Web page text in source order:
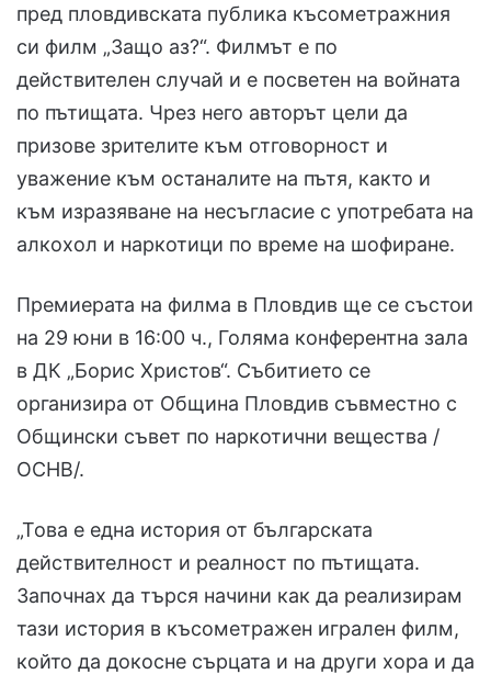
пред пловдивската публика късометражния
си филм „Защо аз?“. Филмът е по
действителен случай и е посветен на войната
по пътищата. Чрез него авторът цели да
призове зрителите към отговорност и
уважение към останалите на пътя, както и
към изразяване на несъгласие с употребата на
алкохол и наркотици по време на шофиране.
Премиерата на филма в Пловдив ще се състои
на 29 юни в 16:00 ч., Голяма конферентна зала
в ДК „Борис Христов“. Събитието се
организира от Община Пловдив съвместно с
Общински съвет по наркотични вещества /
ОСНВ/.
„Това е една история от българската
действителност и реалност по пътищата.
Започнах да търся начини как да реализирам
тази история в късометражен игрален филм,
който да докосне сърцата и на други хора и да